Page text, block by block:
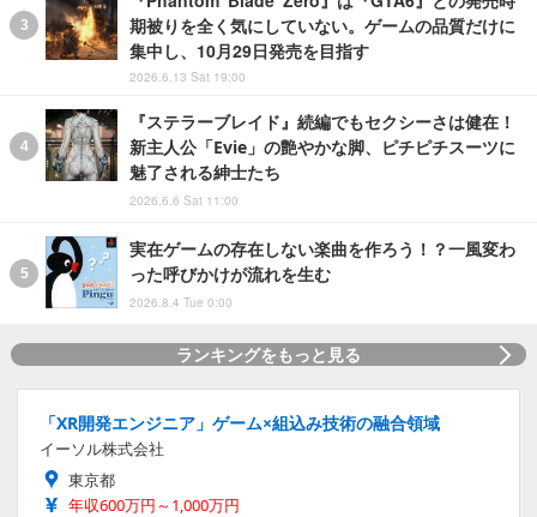
期被りを全く気にしていない。ゲームの品質だけに
集中し、10月29日発売を目指す
2026.6.13 Sat 19:00
『ステラーブレイド』続編でもセクシーさは健在！
新主人公「Evie」の艶やかな脚、ピチピチスーツに
魅了される紳士たち
2026.6.6 Sat 11:00
実在ゲームの存在しない楽曲を作ろう！？一風変わ
った呼びかけが流れを生む
2026.8.4 Tue 0:00
ランキングをもっと見る
「XR開発エンジニア」ゲーム×組込み技術の融合領域
イーソル株式会社
東京都
年収600万円～1,000万円